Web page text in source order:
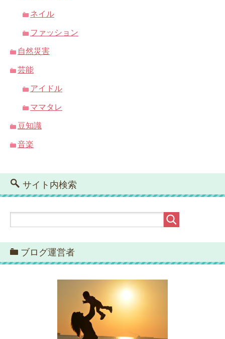
ネイル
ファッション
自然災害
芸能
アイドル
ママタレ
豆知識
音楽
サイト内検索
ブログ運営者